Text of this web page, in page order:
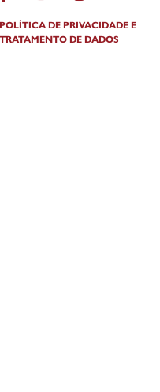
POLÍTICA DE PRIVACIDADE E
TRATAMENTO DE DADOS